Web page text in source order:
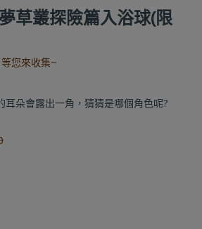
草叢探險篇入浴球(限
您來收集~
耳朵會露出一角，猜猜是哪個角色呢?